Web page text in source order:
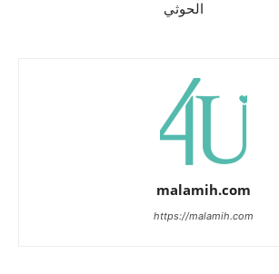
الحوثي
malamih.com
https://malamih.com